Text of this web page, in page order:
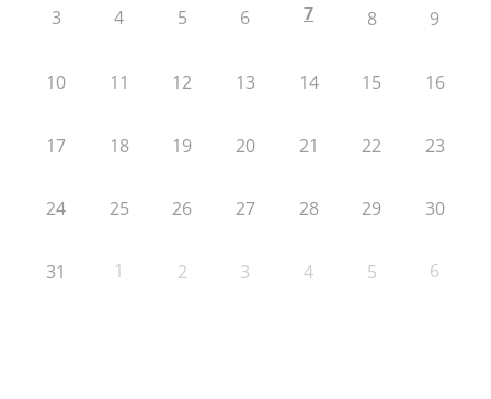
3 4 5 6 7 8 9
10 11 12 13 14 15 16
17 18 19 20 21 22 23
24 25 26 27 28 29 30
31 1 2 3 4 5 6